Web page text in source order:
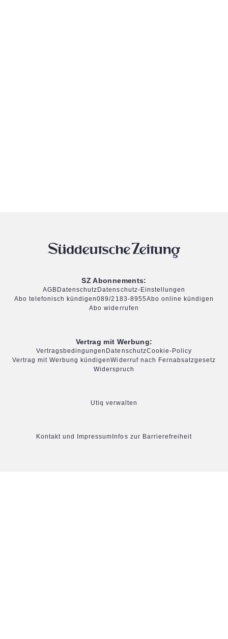
SZ Abonnements:
AGB Datenschutz Datenschutz-Einstellungen
Abo telefonisch kündigen089/2183-8955Abo online kündigen
Abo widerrufen
Vertrag mit Werbung:
Vertragsbedingungen DatenschutzCookie-Policy
Vertrag mit Werbung kündigenWiderruf nach Fernabsatzgesetz
Widerspruch
Utiq verwalten
Kontakt und Impressum Infos zur Barrierefreiheit